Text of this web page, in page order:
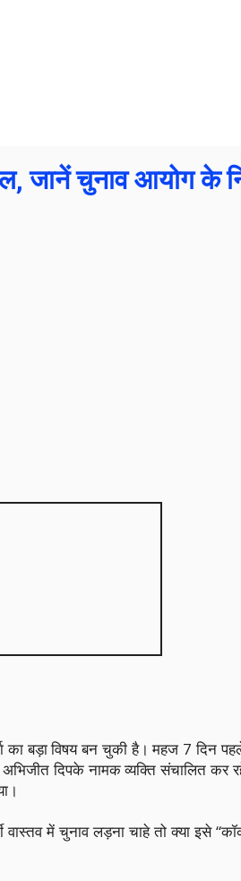
जानें चुनाव आयोग के
का बड़ा विषय बन चुकी है। महज 7 दिन
दिपके नामक व्यक्ति संचालित कर रहे
में चुनाव लड़ना चाहे तो क्या इसे